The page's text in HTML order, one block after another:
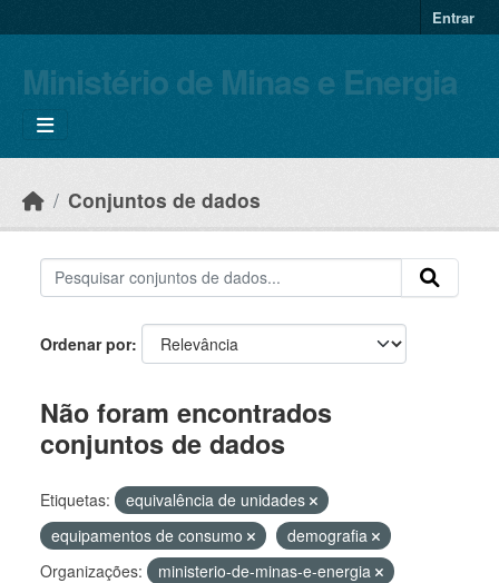
Entrar
Ministério de Minas e Energia
Conjuntos de dados
Ordenar por
Não foram encontrados
conjuntos de dados
Etiquetas:
equivalência de unidades
equipamentos de consumo
demografia
Organizações:
ministerio-de-minas-e-energia